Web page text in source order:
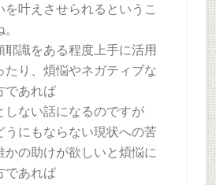
を叶えさせられるというこ
耶識をある程度上手に活用
たり、煩悩やネガティブな
であれば
しない話になるのですが
うにもならない現状への苦
かの助けが欲しいと煩悩に
であれば